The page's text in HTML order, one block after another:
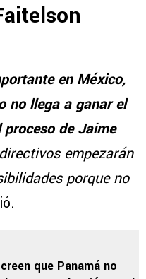
en México,
no llega a ganar el
de Jaime
empezarán
porque no
que Panamá no